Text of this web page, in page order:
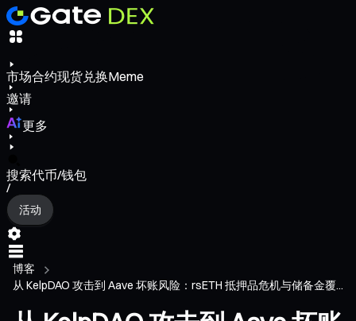
市场合约现货兑换Meme
邀请
更多
搜索代币/钱包
/
活动
博客
从 KelpDAO 攻击到 Aave 坏账风险：rsETH 抵押品危机与储备金覆...